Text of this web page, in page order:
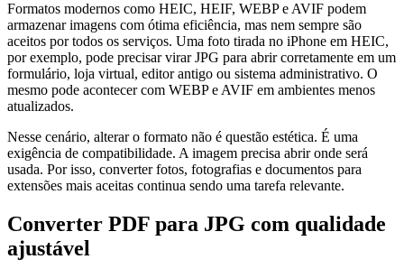
Formatos modernos como HEIC, HEIF, WEBP e AVIF podem
armazenar imagens com ótima eficiência, mas nem sempre são
aceitos por todos os serviços. Uma foto tirada no iPhone em HEIC,
por exemplo, pode precisar virar JPG para abrir corretamente em um
formulário, loja virtual, editor antigo ou sistema administrativo. O
mesmo pode acontecer com WEBP e AVIF em ambientes menos
atualizados.
Nesse cenário, alterar o formato não é questão estética. É uma
exigência de compatibilidade. A imagem precisa abrir onde será
usada. Por isso, converter fotos, fotografias e documentos para
extensões mais aceitas continua sendo uma tarefa relevante.
Converter PDF para JPG com qualidade
ajustável